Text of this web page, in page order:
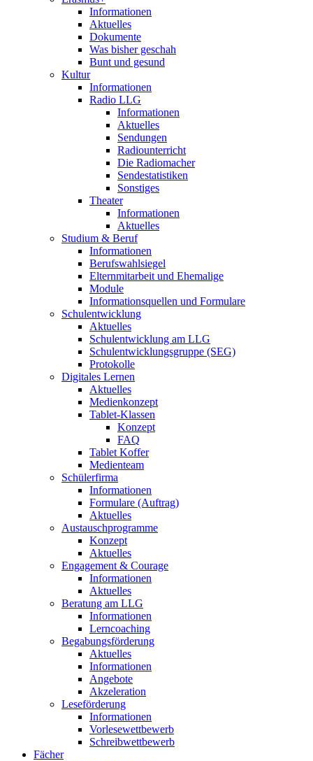
Informationen
Aktuelles
Dokumente
Was bisher geschah
Bunt und gesund
Kultur
Informationen
Radio LLG
Informationen
Aktuelles
Sendungen
Radiounterricht
Die Radiomacher
Sendestatistiken
Sonstiges
Theater
Informationen
Aktuelles
Studium & Beruf
Informationen
Berufswahlsiegel
Elternmitarbeit und Ehemalige
Module
Informationsquellen und Formulare
Schulentwicklung
Aktuelles
Schulentwicklung am LLG
Schulentwicklungsgruppe (SEG)
Protokolle
Digitales Lernen
Aktuelles
Medienkonzept
Tablet-Klassen
Konzept
FAQ
Tablet Koffer
Medienteam
Schülerfirma
Informationen
Formulare (Auftrag)
Aktuelles
Austauschprogramme
Konzept
Aktuelles
Engagement & Courage
Informationen
Aktuelles
Beratung am LLG
Informationen
Lerncoaching
Begabungsförderung
Aktuelles
Informationen
Angebote
Akzeleration
Leseförderung
Informationen
Vorlesewettbewerb
Schreibwettbewerb
Fächer